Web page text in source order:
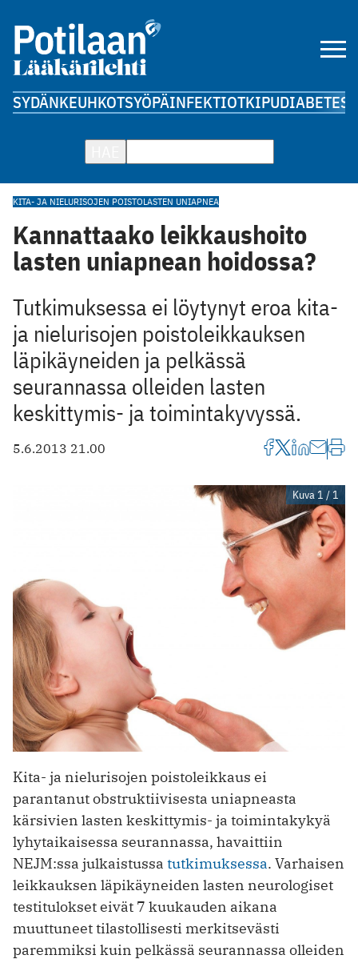
SYDÄNKEUHKOTSYÖPÄINFEKTIOTKIPUDIABETES
KITA- JA NIELURISOJEN POISTOLASTEN UNIAPNEA
Kannattaako leikkaushoito
lasten uniapnean hoidossa?
Tutkimuksessa ei löytynyt eroa kita-
ja nielurisojen poistoleikkauksen
läpikäyneiden ja pelkässä
seurannassa olleiden lasten
keskittymis- ja toimintakyvyssä.
5.6.2013 21.00
Kuva 1 / 1
Kita- ja nielurisojen poistoleikkaus ei
parantanut obstruktiivisesta uniapneasta
kärsivien lasten keskittymis- ja toimintakykyä
lyhytaikaisessa seurannassa, havaittiin
NEJM:ssa julkaistussa tutkimuksessa. Varhaisen
leikkauksen läpikäyneiden lasten neurologiset
testitulokset eivät 7 kuukauden aikana
muuttuneet tilastollisesti merkitsevästi
paremmiksi kuin pelkässä seurannassa olleiden